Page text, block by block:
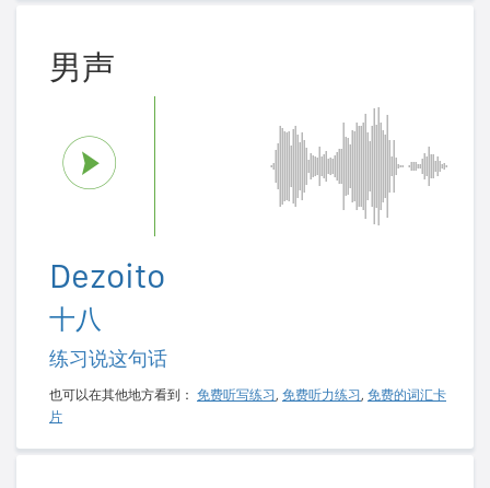
男声
Dezoito
十八
练习说这句话
也可以在其他地方看到： 免费听写练习, 免费听力练习, 免费的词汇卡
片